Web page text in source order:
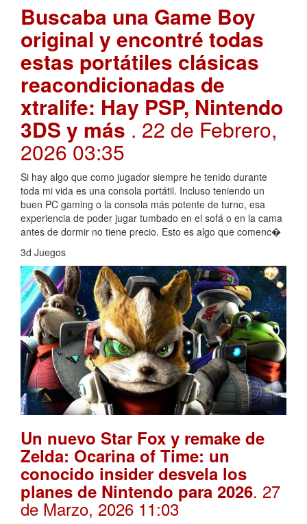
Buscaba una Game Boy
original y encontré todas
estas portátiles clásicas
reacondicionadas de
xtralife: Hay PSP, Nintendo
3DS y más. 22 de Febrero,
2026 03:35
Si hay algo que como jugador siempre he tenido durante
toda mi vida es una consola portátil. Incluso teniendo un
buen PC gaming o la consola más potente de turno, esa
experiencia de poder jugar tumbado en el sofá o en la cama
antes de dormir no tiene precio. Esto es algo que comenc�
3d Juegos
Un nuevo Star Fox y remake de
Zelda: Ocarina of Time: un
conocido insider desvela los
planes de Nintendo para 2026. 27
de Marzo, 2026 11:03